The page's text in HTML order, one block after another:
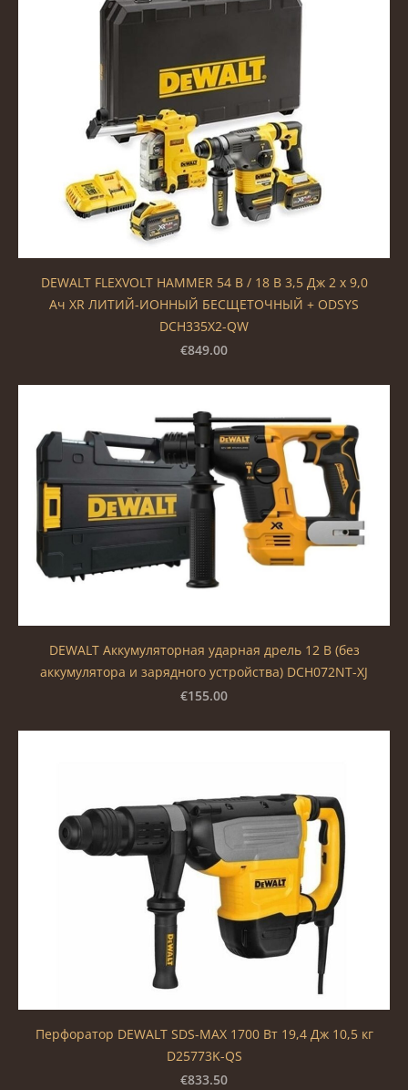
DEWALT FLEXVOLT HAMMER 54 В / 18 В 3,5 Дж 2 x 9,0
Ач XR ЛИТИЙ-ИОННЫЙ БЕСЩЕТОЧНЫЙ + ODSYS
DCH335X2-QW
€849.00
DEWALT Аккумуляторная ударная дрель 12 В (без
аккумулятора и зарядного устройства) DCH072NT-XJ
€155.00
Перфоратор DEWALT SDS-MAX 1700 Вт 19,4 Дж 10,5 кг
D25773K-QS
€833.50